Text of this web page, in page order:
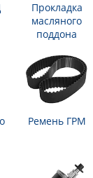
Прокладка
масляного
поддона
Ремень ГРМ